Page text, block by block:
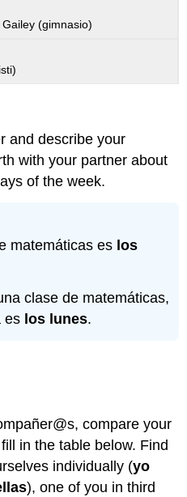
(gimnasio)
and describe your
with your partner about
of the week.
matemáticas es los
clase de matemáticas,
es los lunes.
compare your
in the table below. Find
individually (yo
), one of you in third